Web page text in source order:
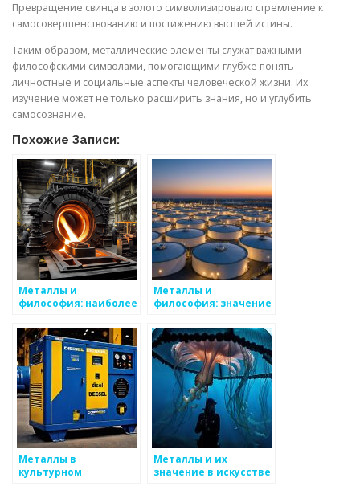
Превращение свинца в золото символизировало стремление к
самосовершенствованию и постижению высшей истины.
Таким образом, металлические элементы служат важными
философскими символами, помогающими глубже понять
личностные и социальные аспекты человеческой жизни. Их
изучение может не только расширить знания, но и углубить
самосознание.
Похожие Записи:
Металлы и
философия: наиболее
моменты
Металлы и
философия: значение
Металлы в
культурном
Металлы и их
значение в искусстве